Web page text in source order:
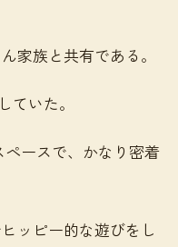
家族と共有である。
ていた。
ースで、かなり密着
ッピー的な遊びをし